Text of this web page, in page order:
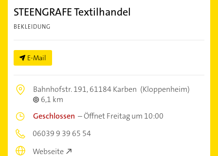
STEENGRAFE Textilhandel
BEKLEIDUNG
E-Mail
Bahnhofstr. 191,61184 Karben (Kloppenheim)
6,1 km
Geschlossen –Öffnet Freitag um 10:00
06039 9 39 65 54
Webseite